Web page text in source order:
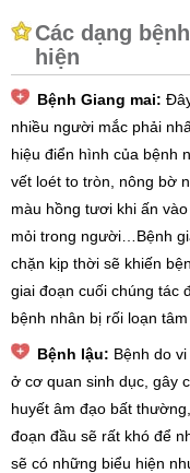
Các dạng
hiện
Bệnh Giang mai:
nhiều người mắc phải
hiệu điển hình của bệnh
vết loét to tròn, nông bờ
màu hồng tươi khi ấn
mỏi trong người… Bệnh
chặn kịp thời sẽ khiến
giai đoạn cuối chúng tác
bệnh nhân bị rối loạn
Bệnh lậu: Bệnh do
ở cơ quan sinh dục, gây
huyết âm đạo bất
đoạn đầu sẽ rất khó để
sẽ có những biểu hiện